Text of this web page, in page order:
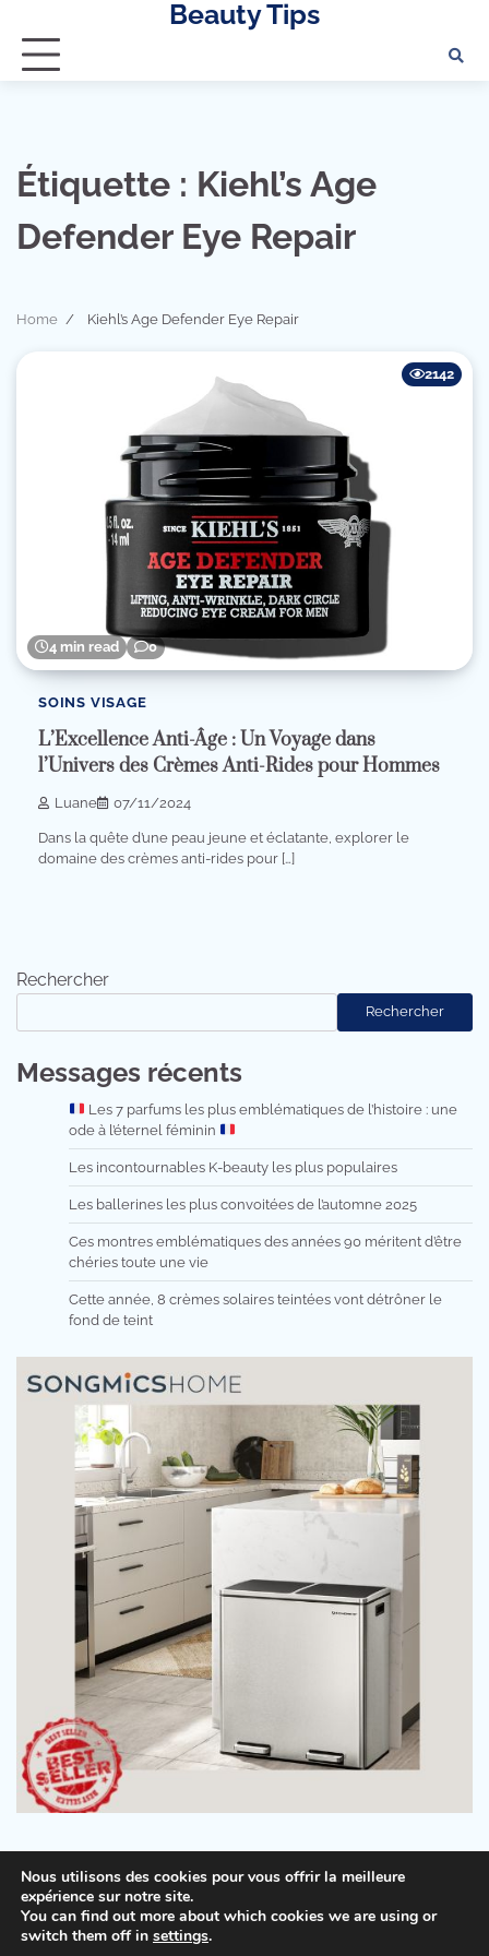
content
Beauty Tips
Étiquette : Kiehl’s Age
Defender Eye Repair
Home Kiehl’s Age Defender Eye Repair
4 min read 0
2142
SOINS VISAGE
L’Excellence Anti-Âge : Un Voyage dans
l’Univers des Crèmes Anti-Rides pour Hommes
Luane 07/11/2024
Dans la quête d’une peau jeune et éclatante, explorer le
domaine des crèmes anti-rides pour […]
Rechercher
Rechercher
Messages récents
Les 7 parfums les plus emblématiques de l’histoire : une
ode à l’éternel féminin
Les incontournables K-beauty les plus populaires
Les ballerines les plus convoitées de l’automne 2025
Ces montres emblématiques des années 90 méritent d’être
chéries toute une vie
Cette année, 8 crèmes solaires teintées vont détrôner le
fond de teint
Copyright © 2026Beauty Tips
|
Nous utilisons des cookies pour vous offrir la meilleure
expérience sur notre site.
You can find out more about which cookies we are using or
switch them off in settings.